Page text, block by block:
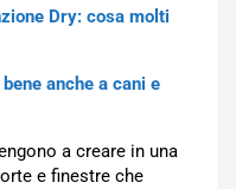
Dry: cosa molti
anche a cani e
a creare in una
e finestre che